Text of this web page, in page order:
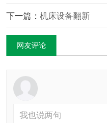
下一篇：机床设备翻新
网友评论